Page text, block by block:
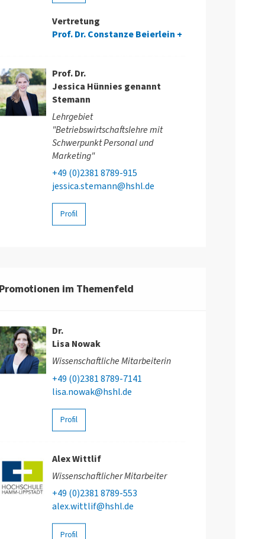
Vertretung
Prof. Dr. Constanze Beierlein
Prof. Dr.
Jessica Hünnies genannt
Stemann
Lehrgebiet
"Betriebswirtschaftslehre mit
Schwerpunkt Personal und
Marketing"
+49 (0)2381 8789-915
jessica.stemann@hshl.de
Profil
Promotionen im Themenfeld
Dr.
Lisa Nowak
Wissenschaftliche Mitarbeiterin
+49 (0)2381 8789-7141
lisa.nowak@hshl.de
Profil
Alex Wittlif
Wissenschaftlicher Mitarbeiter
+49 (0)2381 8789-553
alex.wittlif@hshl.de
Profil